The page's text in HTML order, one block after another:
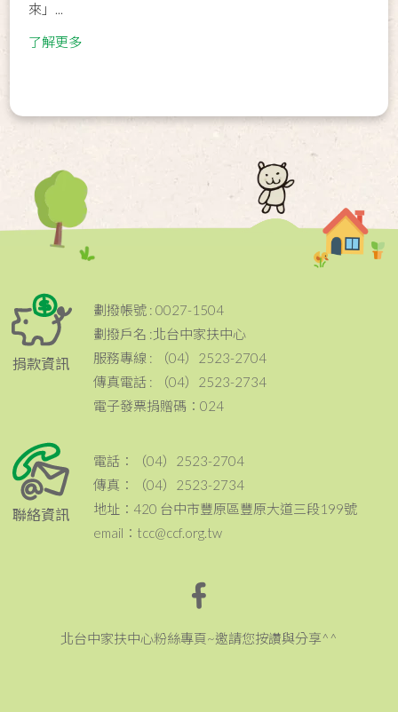
來」...
了解更多
捐款資訊
劃撥帳號 : 0027-1504
劃撥戶名 :北台中家扶中心
服務專線 : （04）2523-2704
傳真電話 : （04）2523-2734
電子發票捐贈碼：024
聯絡資訊
電話：（04）2523-2704
傳真：（04）2523-2734
地址：420 台中市豐原區豐原大道三段199號
email：tcc@ccf.org.tw
北台中家扶中心粉絲專頁~邀請您按讚與分享^^